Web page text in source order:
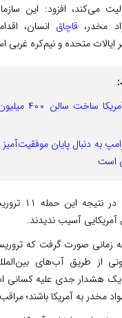
می‌کند، افزود: این
مخدر، قاچاق انسان،
ایالات متحده و نیم‌کره غربی
دادگاه فدرال
به دنبال پایان موفقیت‌آمیز
است
ترامپ
آسیب ندیدند.
زمانی صورت گرفت که
از طریق آب‌های
یک هشدار جدی علیه کسانی
مخدر به آمریکا باشند؛